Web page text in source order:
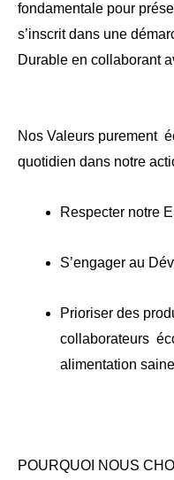
fondamentale pour
s’inscrit dans une
Durable en collaborant
Nos Valeurs purement
quotidien dans notre
Respecter notre
S’engager au
Prioriser des
collaborateurs
alimentation
POURQUOI NOUS